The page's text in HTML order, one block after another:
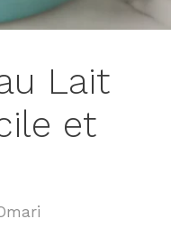
Lait
et